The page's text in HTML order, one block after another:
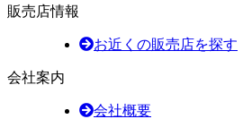
販売店情報
お近くの販売店を探す
会社案内
会社概要